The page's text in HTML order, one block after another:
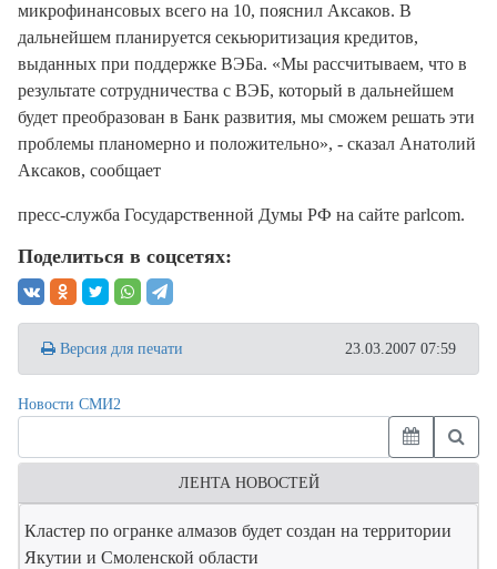
микрофинансовых всего на 10, пояснил Аксаков. В
дальнейшем планируется секьюритизация кредитов,
выданных при поддержке ВЭБа. «Мы рассчитываем, что в
результате сотрудничества с ВЭБ, который в дальнейшем
будет преобразован в Банк развития, мы сможем решать эти
проблемы планомерно и положительно», - сказал Анатолий
Аксаков, сообщает
пресс-служба Государственной Думы РФ на сайте parlcom.
Поделиться в соцсетях:
Версия для печати 23.03.2007 07:59
Новости СМИ2
ЛЕНТА НОВОСТЕЙ
Кластер по огранке алмазов будет создан на территории
Якутии и Смоленской области